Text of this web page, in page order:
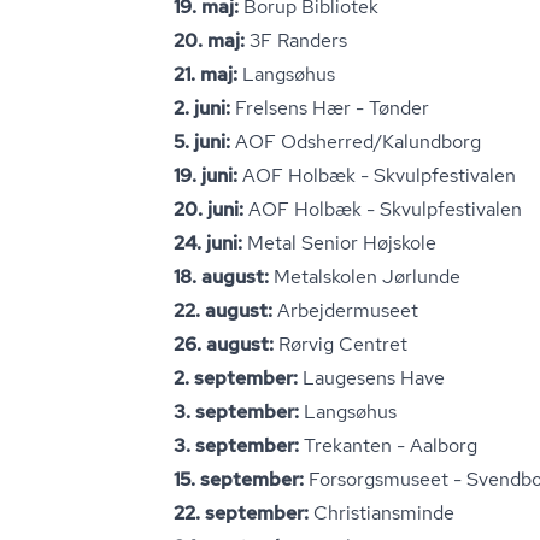
19. maj: Borup Bibliotek
20. maj:3F Randers
21. maj: Langsøhus
2. juni: Frelsens Hær - Tønder
5. juni:AOF Odsherred/Kalundborg
19. juni:AOF Holbæk - Skvul­p­festi­va­len
20. juni:AOF Holbæk - Skvul­p­festi­va­len
24. juni: Metal Senior Højskole
18. august: Metalskolen Jørlunde
22. august:Arbejdermuseet
26. august: Rørvig Centret
2. september: Laugesens Have
3. september: Langsøhus
3. september:Trekanten - Aalborg
15. september: Forsorgsmuseet -
22. september: Chri­sti­ans­min­de